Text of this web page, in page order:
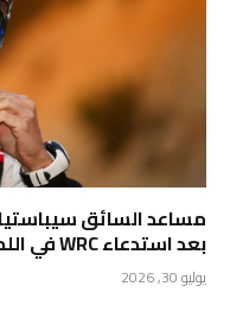
مساعد السائق
بعد استدعاء WRC في اللحظة الأخيرة
يوليو 30, 2026